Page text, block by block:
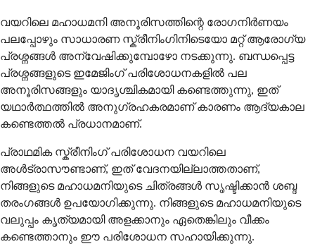
വയറിലെ മഹാധമനി അനൂരിസത്തിന്റെ രോഗനിർണയം
പലപ്പോഴും സാധാരണ സ്ക്രീനിംഗിനിടെയോ മറ്റ് ആരോഗ്യ
പ്രശ്നങ്ങൾ അന്വേഷിക്കുമ്പോഴോ നടക്കുന്നു. ബന്ധപ്പെട്ട
പ്രശ്നങ്ങളുടെ ഇമേജിംഗ് പരിശോധനകളിൽ പല
അനൂരിസങ്ങളും യാദൃശ്ചികമായി കണ്ടെത്തുന്നു, ഇത്
യഥാർത്ഥത്തിൽ അനുഗ്രഹകരമാണ് കാരണം ആദ്യകാല
കണ്ടെത്തൽ പ്രധാനമാണ്.
പ്രാഥമിക സ്ക്രീനിംഗ് പരിശോധന വയറിലെ
അൾട്രാസൗണ്ടാണ്, ഇത് വേദനയില്ലാത്തതാണ്,
നിങ്ങളുടെ മഹാധമനിയുടെ ചിത്രങ്ങൾ സൃഷ്ടിക്കാൻ ശബ്ദ
തരംഗങ്ങൾ ഉപയോഗിക്കുന്നു. നിങ്ങളുടെ മഹാധമനിയുടെ
വലുപ്പം കൃത്യമായി അളക്കാനും ഏതെങ്കിലും വീക്കം
കണ്ടെത്താനും ഈ പരിശോധന സഹായിക്കുന്നു.